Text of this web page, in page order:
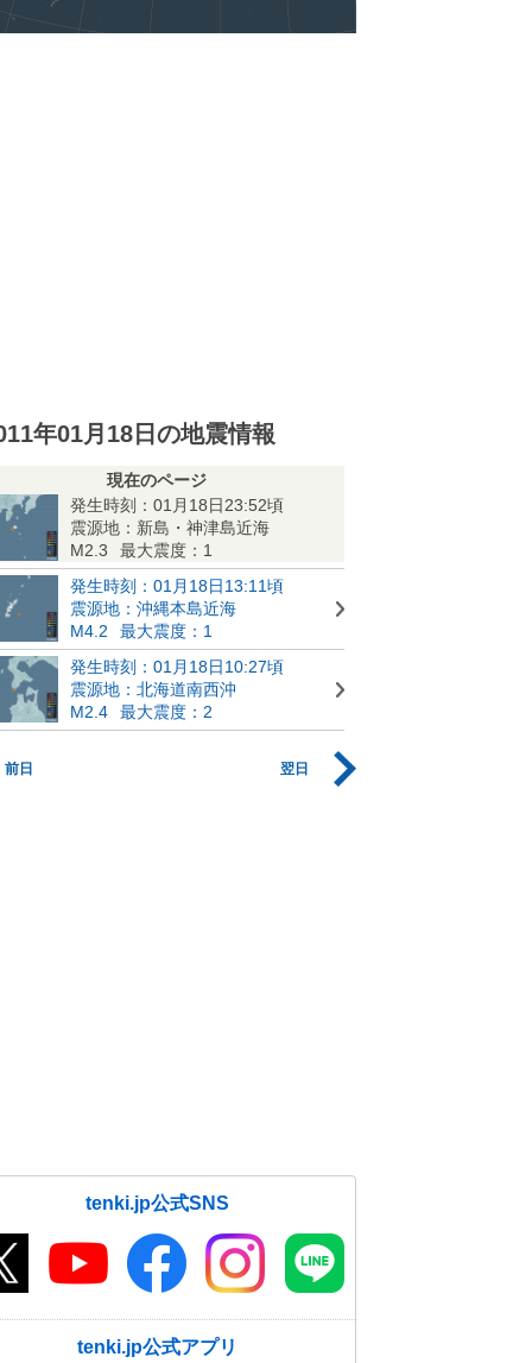
年01月18日の地震情報
現在のページ
発生時刻：01月18日23:52頃
震源地：新島・神津島近海
M2.3
最大震度：1
発生時刻：01月18日13:11頃
震源地：沖縄本島近海
M4.2
最大震度：1
発生時刻：01月18日10:27頃
震源地：北海道南西沖
M2.4
最大震度：2
前日 翌日
tenki.jp公式SNS
tenki.jp公式アプリ